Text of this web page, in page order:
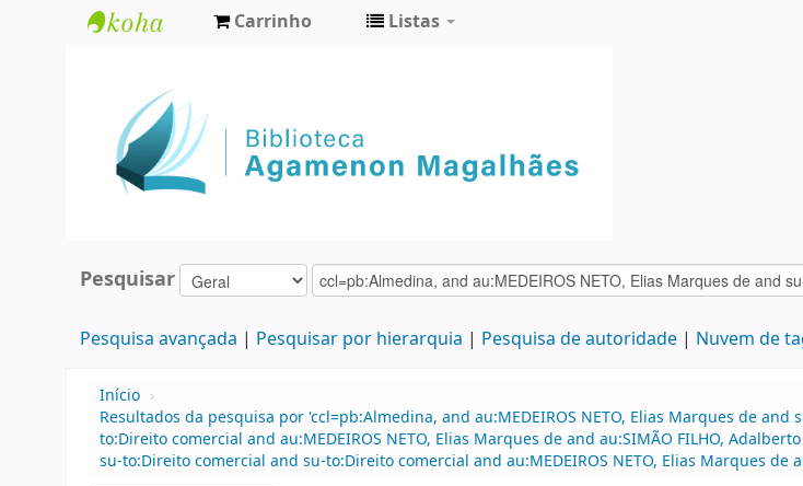
Agamenon
Magalhães
Carrinho Listas
Pesquisar
Pesquisa avançada Pesquisar por hierarquia Pesquisa de autoridade Nuvem de
Início ›
Resultados da pesquisa por 'ccl=pb:Almedina, and au:MEDEIROS NETO, Elias Marques de
to:Direito comercial and au:MEDEIROS NETO, Elias Marques de and au:SIMÃO FILHO,
su-to:Direito comercial and su-to:Direito comercial and au:MEDEIROS NETO, Elias Marques